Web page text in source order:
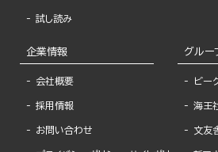
試し読み
企業情報
会社概要
採用情報
お問い合わせ
グルー
ビー
海王
文友